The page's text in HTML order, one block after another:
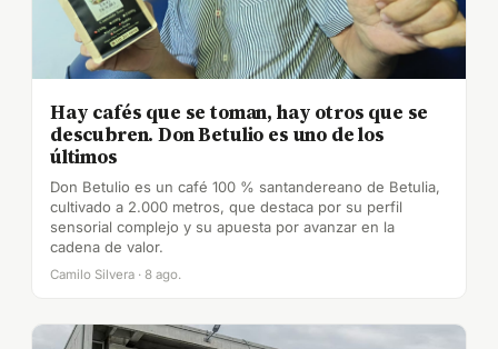
Hay cafés que se toman, hay otros que se
descubren. Don Betulio es uno de los
últimos
Don Betulio es un café 100 % santandereano de Betulia,
cultivado a 2.000 metros, que destaca por su perfil
sensorial complejo y su apuesta por avanzar en la
cadena de valor.
Camilo Silvera · 8 ago.